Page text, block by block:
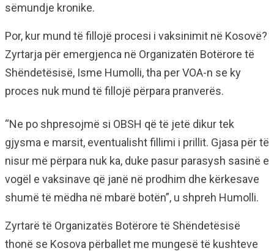
sëmundje kronike.
Por, kur mund të fillojë procesi i vaksinimit në Kosovë?
Zyrtarja për emergjenca në Organizatën Botërore të
Shëndetësisë, Isme Humolli, tha per VOA-n se ky
proces nuk mund të fillojë përpara pranverës.
“Ne po shpresojmë si OBSH që të jetë dikur tek
gjysma e marsit, eventualisht fillimi i prillit. Gjasa për të
nisur më përpara nuk ka, duke pasur parasysh sasinë e
vogël e vaksinave që janë në prodhim dhe kërkesave
shumë të mëdha në mbarë botën”, u shpreh Humolli.
Zyrtarë të Organizatës Botërore të Shëndetësisë
thonë se Kosova përballet me mungesë të kushteve